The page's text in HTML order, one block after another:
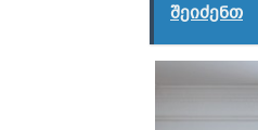
შეიძენთ